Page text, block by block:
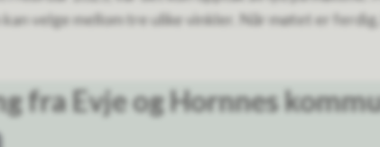
velge mellom tre ulike vinkler. Når møtet er
fra Evje og Hornnes